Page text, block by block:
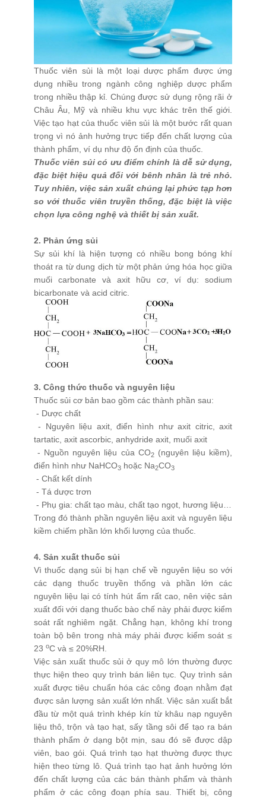
Thuốc viên sủi là một loại dược phẩm được ứng
dụng nhiều trong ngành công nghiệp dược phẩm
trong nhiều thập kỉ. Chúng được sử dụng rộng rãi ở
Châu Âu, Mỹ và nhiều khu vực khác trên thế giới.
Việc tạo hạt của thuốc viên sủi là một bước rất quan
trọng vì nó ảnh hưởng trực tiếp đến chất lượng của
thành phẩm, ví dụ như độ ổn định của thuốc.
Thuốc viên sủi có ưu điểm chính là dễ sử dụng,
đặc biệt hiệu quả đối với bênh nhân là trẻ nhỏ.
Tuy nhiên, việc sản xuất chúng lại phức tạp hơn
so với thuốc viên truyền thống, đặc biệt là việc
chọn lựa công nghệ và thiết bị sản xuất.
2. Phản ứng sủi
Sự sủi khí là hiện tượng có nhiều bong bóng khí
thoát ra từ dung dịch từ một phản ứng hóa học giữa
muối carbonate và axit hữu cơ, ví dụ: sodium
bicarbonate và acid citric.
3. Công thức thuốc và nguyên liệu
Thuốc sủi cơ bản bao gồm các thành phần sau:
- Dược chất
- Nguyên liệu axit, điển hình như axit citric, axit
tartatic, axit ascorbic, anhydride axit, muối axit
- Nguồn nguyên liệu của CO2(nguyên liệu kiềm),
điển hình như NaHCO3hoặc Na2CO3
- Chất kết dính
- Tá dược trơn
- Phụ gia: chất tạo màu, chất tạo ngọt, hương liệu…
Trong đó thành phần nguyên liệu axit và nguyên liệu
kiềm chiếm phần lớn khối lượng của thuốc.
4. Sản xuất thuốc sủi
Vì thuốc dạng sủi bị hạn chế về nguyên liệu so với
các dạng thuốc truyền thống và phần lớn các
nguyên liệu lại có tính hút ẩm rất cao, nên việc sản
xuất đối với dạng thuốc bào chế này phải được kiểm
soát rất nghiêm ngặt. Chẳng hạn, không khí trong
toàn bộ bên trong nhà máy phải được kiểm soát ≤
23 oC và ≤ 20%RH.
Việc sản xuất thuốc sủi ở quy mô lớn thường được
thực hiện theo quy trình bán liên tục. Quy trình sản
xuất được tiêu chuẩn hóa các công đoạn nhằm đạt
được sản lượng sản xuất lớn nhất. Việc sản xuất bắt
đầu từ một quá trình khép kín từ khâu nạp nguyên
liệu thô, trộn và tạo hạt, sấy tầng sôi để tạo ra bán
thành phẩm ở dạng bột mịn, sau đó sẽ được dập
viên, bao gói. Quá trình tạo hạt thường được thực
hiện theo từng lô. Quá trình tạo hạt ảnh hưởng lớn
đến chất lượng của các bán thành phẩm và thành
phẩm ở các công đoạn phía sau. Thiết bị, công
Xử Lý Nguyên Liệu
Giải Pháp Trộn Khô
Định Hình Sản Phẩm
Đóng Gói
Trung Chuyển Nguyên Liệu
Giải Pháp Phòng Độc
Giải Pháp Vệ Sinh
Mạng Scada
Giải Pháp Trọn Gói
LIÊN HỆ
TIN TỨC
QUY TẮC ỨNG XỬ
MUA HÀNG
TUYỂN DỤNG